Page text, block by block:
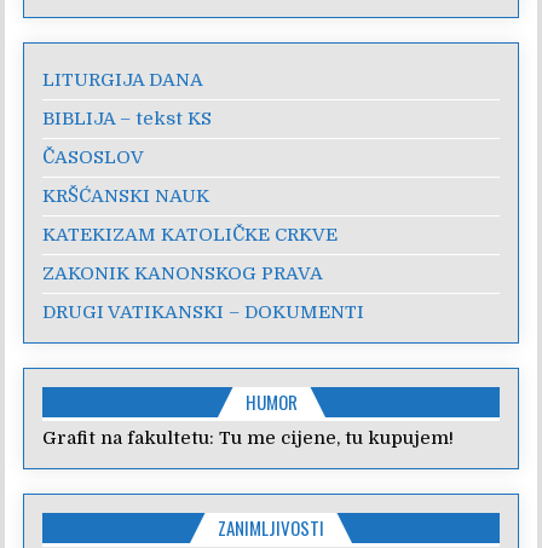
LITURGIJA DANA
BIBLIJA – tekst KS
ČASOSLOV
KRŠĆANSKI NAUK
KATEKIZAM KATOLIČKE CRKVE
ZAKONIK KANONSKOG PRAVA
DRUGI VATIKANSKI – DOKUMENTI
HUMOR
Grafit na fakultetu: Tu me cijene, tu kupujem!
ZANIMLJIVOSTI